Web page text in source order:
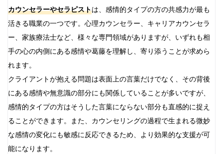
カウンセラーやセラピストは、感情的タイプの方の共感力が最も
活きる職業の一つです。心理カウンセラー、キャリアカウンセラ
ー、家族療法士など、様々な専門領域がありますが、いずれも相
手の心の内側にある感情や葛藤を理解し、寄り添うことが求めら
れます。
クライアントが抱える問題は表面上の言葉だけでなく、その背後
にある感情や無意識の部分にも関係していることが多いですが、
感情的タイプの方はそうした言葉にならない部分も直感的に捉え
ることができます。また、カウンセリングの過程で生まれる微妙
な感情の変化にも敏感に反応できるため、より効果的な支援が可
能になります。